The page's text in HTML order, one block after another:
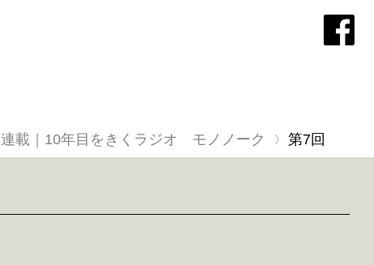
連載｜10年目をきくラジオ モノノーク 第7回